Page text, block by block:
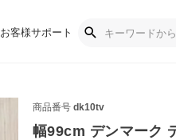
お客様サポート
商品番号 dk10tv
幅99cm デンマーク